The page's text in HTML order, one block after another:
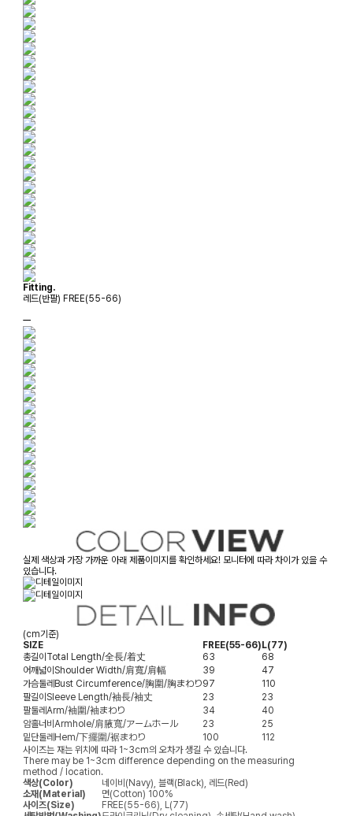
Fitting.
레드(반팔) FREE(55-66)
ㅡ
실제 색상과 가장 가까운 아래 제품이미지를 확인하세요! 모니터에 따라 차이가 있을 수
있습니다.
(cm기준)
SIZE
FREE(55-66)L(77)
총길이Total Length/全長/着丈 63
68
어깨넓이Shoulder Width/肩寬/肩幅 39
47
가슴둘레Bust Circumference/胸圍/胸まわり97
110
팔길이Sleeve Length/袖長/袖丈 23
23
팔둘레Arm/袖圍/袖まわり 34
40
암홀너비Armhole/肩腋寬/アームホール 23
25
밑단둘레Hem/下擺圍/裾まわり 100
112
사이즈는 재는 위치에 따라 1~3cm의 오차가 생길 수 있습니다.
There may be 1~3cm difference depending on the measuring
method / location.
색상(Color)
네이비(Navy), 블랙(Black), 레드(Red)
소재(Material)
면(Cotton) 100%
사이즈(Size)
FREE(55-66), L(77)